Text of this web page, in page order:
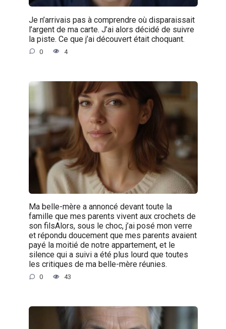
Je n’arrivais pas à comprendre où disparaissait
l’argent de ma carte. J’ai alors décidé de suivre
la piste. Ce que j’ai découvert était choquant.
0 4
Ma belle-mère a annoncé devant toute la
famille que mes parents vivent aux crochets de
son filsAlors, sous le choc, j’ai posé mon verre
et répondu doucement que mes parents avaient
payé la moitié de notre appartement, et le
silence qui a suivi a été plus lourd que toutes
les critiques de ma belle-mère réunies.
0 43